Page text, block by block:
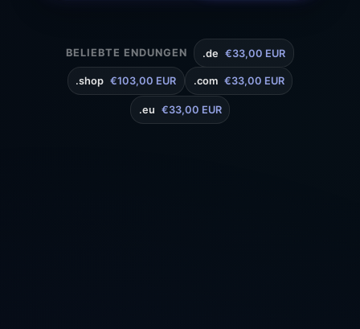
BELIEBTE ENDUNGEN .de €33,00 EUR
.shop €103,00 EUR .com €33,00 EUR
.eu €33,00 EUR